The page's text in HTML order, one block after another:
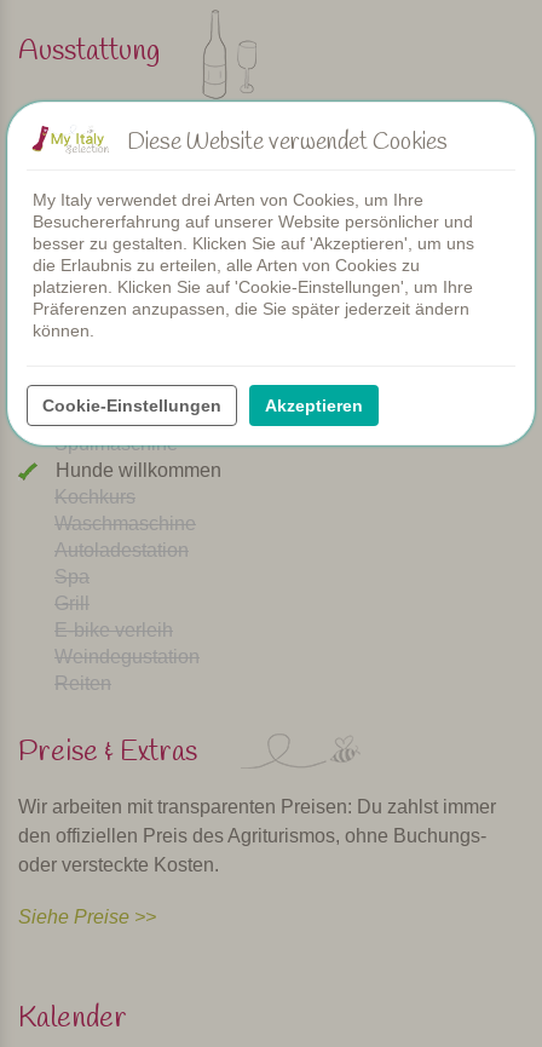
Persönlich ausgewählt und besucht von Margot De Kruif – My Italy
Ausstattung
Wohnungen
Schwimmbad
Zimmer
Kinderbecken
Gemeinsame Dinners
WIFI
Beheizter Pool
Frühstück
Spielplatz
Brötchenservice
Spülmaschine
Hunde willkommen
Kochkurs
Waschmaschine
Autoladestation
Spa
Grill
E-bike verleih
Weindegustation
Reiten
Preise & Extras
Wir arbeiten mit transparenten Preisen: Du zahlst immer
den offiziellen Preis des Agriturismos, ohne Buchungs-
oder versteckte Kosten.
Siehe Preise >>
Kalender
Diese Website verwendet Cookies
My Italy verwendet drei Arten von Cookies, um Ihre
Besuchererfahrung auf unserer Website persönlicher und
besser zu gestalten. Klicken Sie auf 'Akzeptieren', um uns
die Erlaubnis zu erteilen, alle Arten von Cookies zu
platzieren. Klicken Sie auf 'Cookie-Einstellungen', um Ihre
Präferenzen anzupassen, die Sie später jederzeit ändern
können.
Cookie-Einstellungen Akzeptieren